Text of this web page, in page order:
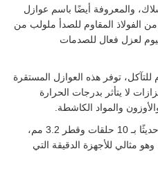
والمعروفة أيضًا باسم عوازل
الفولاذ المقاوم للصدأ ملولب من
لعزل فعال للصدمات
توفر هذه العوازل المستقرة
لا يتأثر بدرجات الحرارة
والمواد الكاشطة.
هو نموذج مصمم حديثًا بـ 10 حلقات وقطر 3.2 مم،
يبلغ 17 كجم، وهو مثالي للأجهزة الدقيقة التي